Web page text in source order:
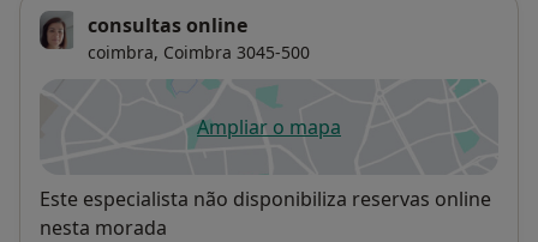
consultas online
coimbra, Coimbra 3045-500
Ampliar o mapaabre num novo separador
Disponibilidade
Este especialista não disponibiliza reservas online
nesta morada